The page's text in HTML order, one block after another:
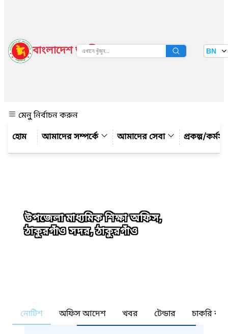
বাংলাদেশ জাতীয় তথ্য বাতায়ন BN
মেনু নির্বাচন করুন
আমাদের সম্পর্কে
আমাদের সেবা প্রকল্প/
উপজেলা মাধ্যমিক শিক্ষা অফিস,
ঠাকুরগাঁও সদর, ঠাকুরগাঁও
নোটিশ অফিস আদেশ খবর টেন্ডার চাকরি